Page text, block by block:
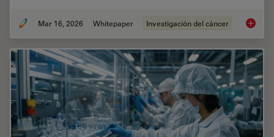
Mar 16, 2026 Whitepaper Investigación del cáncer